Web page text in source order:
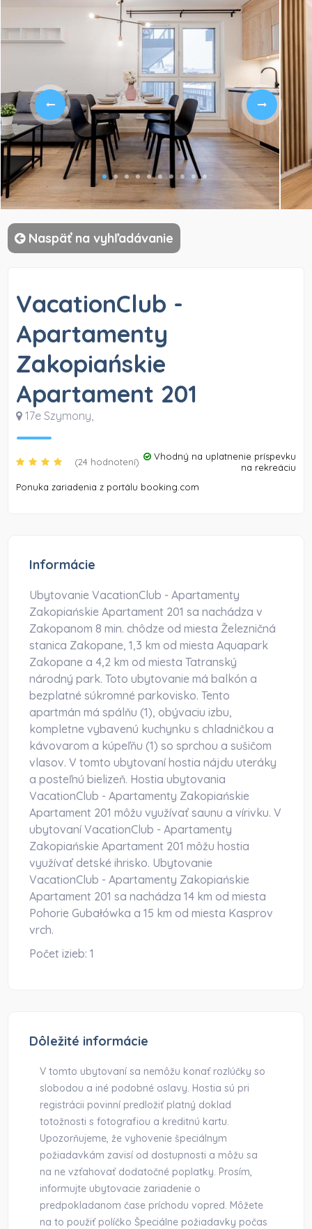
Naspäť na vyhľadávanie
VacationClub -
Apartamenty
Zakopiańskie
Apartament 201
17e Szymony,
(24 hodnotení)
Vhodný na uplatnenie príspevku
na rekreáciu
Ponuka zariadenia z portálu booking.com
Informácie
Ubytovanie VacationClub - Apartamenty
Zakopiańskie Apartament 201 sa nachádza v
Zakopanom 8 min. chôdze od miesta Železničná
stanica Zakopane, 1,3 km od miesta Aquapark
Zakopane a 4,2 km od miesta Tatranský
národný park. Toto ubytovanie má balkón a
bezplatné súkromné parkovisko. Tento
apartmán má spálňu (1), obývaciu izbu,
kompletne vybavenú kuchynku s chladničkou a
kávovarom a kúpeľňu (1) so sprchou a sušičom
vlasov. V tomto ubytovaní hostia nájdu uteráky
a posteľnú bielizeň. Hostia ubytovania
VacationClub - Apartamenty Zakopiańskie
Apartament 201 môžu využívať saunu a vírivku. V
ubytovaní VacationClub - Apartamenty
Zakopiańskie Apartament 201 môžu hostia
využívať detské ihrisko. Ubytovanie
VacationClub - Apartamenty Zakopiańskie
Apartament 201 sa nachádza 14 km od miesta
Pohorie Gubałówka a 15 km od miesta Kasprov
vrch.
Počet izieb:1
Dôležité informácie
V tomto ubytovaní sa nemôžu konať rozlúčky so
slobodou a iné podobné oslavy. Hostia sú pri
registrácii povinní predložiť platný doklad
totožnosti s fotografiou a kreditnú kartu.
Upozorňujeme, že vyhovenie špeciálnym
požiadavkám zavisí od dostupnosti a môžu sa
na ne vzťahovať dodatočné poplatky. Prosím,
informujte ubytovacie zariadenie o
predpokladanom čase príchodu vopred. Môžete
na to použiť políčko Špeciálne požiadavky počas